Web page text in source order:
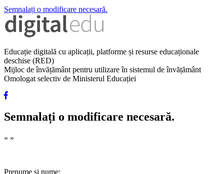
Semnalați o modificare necesară.
Educație digitală cu aplicații, platforme și resurse educaționale
deschise (RED)
Mijloc de învățământ pentru utilizare în sistemul de învățământ
Omologat selectiv de Ministerul Educației
Semnalați o modificare necesară.
« »
Prenume și nume: